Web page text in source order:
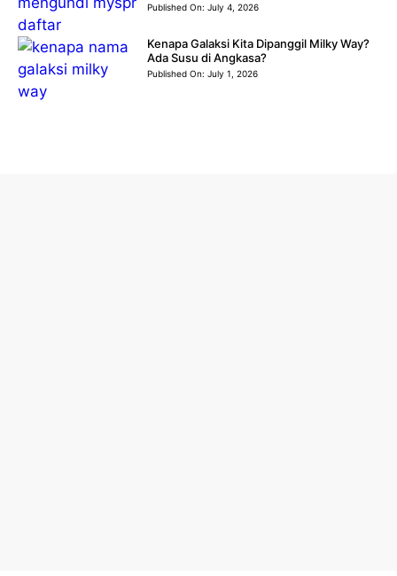
Published On:July 4, 2026
Kenapa Galaksi Kita Dipanggil Milky Way?
Ada Susu di Angkasa?
Published On:July 1, 2026